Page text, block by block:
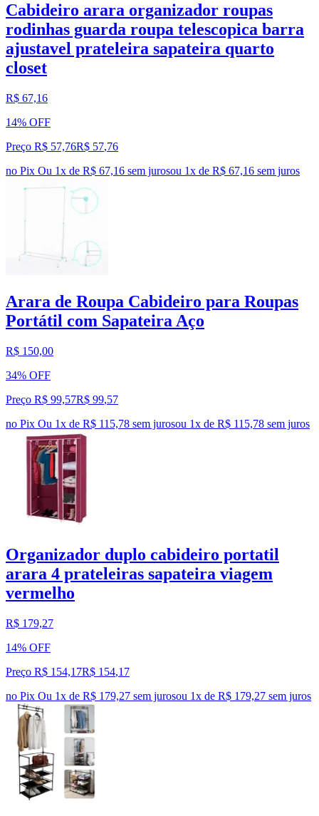
Cabideiro arara organizador roupas
rodinhas guarda roupa telescopica barra
ajustavel prateleira sapateira quarto
closet
R$ 67,16
14% OFF
Preço R$ 57,76R$ 57,76
no Pix Ou 1x de R$ 67,16 sem jurosou 1x de R$ 67,16 sem juros
Arara de Roupa Cabideiro para Roupas
Portátil com Sapateira Aço
R$ 150,00
34% OFF
Preço R$ 99,57R$ 99,57
no Pix Ou 1x de R$ 115,78 sem jurosou 1x de R$ 115,78 sem juros
Organizador duplo cabideiro portatil
arara 4 prateleiras sapateira viagem
vermelho
R$ 179,27
14% OFF
Preço R$ 154,17R$ 154,17
no Pix Ou 1x de R$ 179,27 sem jurosou 1x de R$ 179,27 sem juros